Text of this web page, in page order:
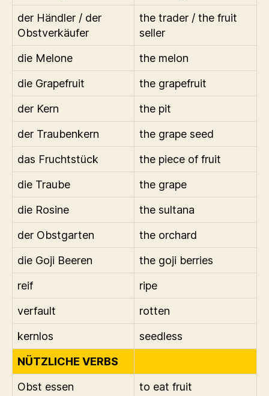
der Händler / der
Obstverkäufer
the trader / the fruit
seller
die Melone
the melon
die Grapefruit
the grapefruit
der Kern
the pit
der Traubenkern
the grape seed
das Fruchtstück
the piece of fruit
die Traube
the grape
die Rosine
the sultana
der Obstgarten
the orchard
die Goji Beeren
the goji berries
reif
ripe
verfault
rotten
kernlos
seedless
NÜTZLICHE VERBS
Obst essen
to eat fruit